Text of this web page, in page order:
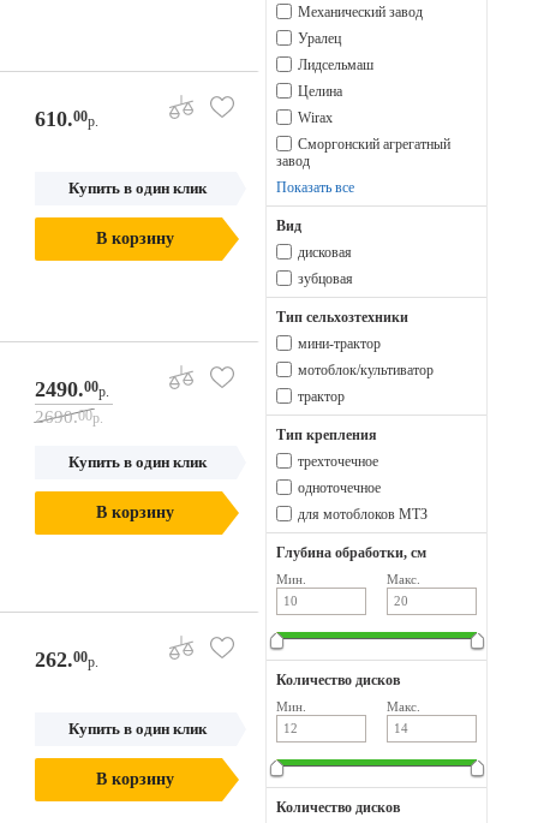
610.00р.
Купить в один клик
В корзину
2490.00р.
2690.00р.
Купить в один клик
В корзину
262.00р.
Купить в один клик
В корзину
Механический завод
Уралец
Лидсельмаш
Целина
Wirax
Сморгонский агрегатный
завод
Показать все
Вид
дисковая
зубцовая
Тип сельхозтехники
мини-трактор
мотоблок/культиватор
трактор
Тип крепления
трехточечное
одноточечное
для мотоблоков МТЗ
Глубина обработки, см
Мин. Макс.
Количество дисков
Мин. Макс.
Количество дисков